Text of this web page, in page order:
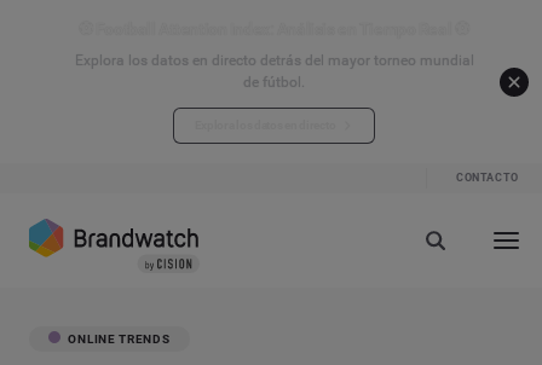
Explora los datos en directo detrás del mayor torneo mundial
de fútbol.
CONTACTO
ONLINE TRENDS